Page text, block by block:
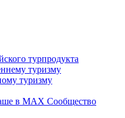
турпродукта
туризму
туризму
в MAX Сообщество